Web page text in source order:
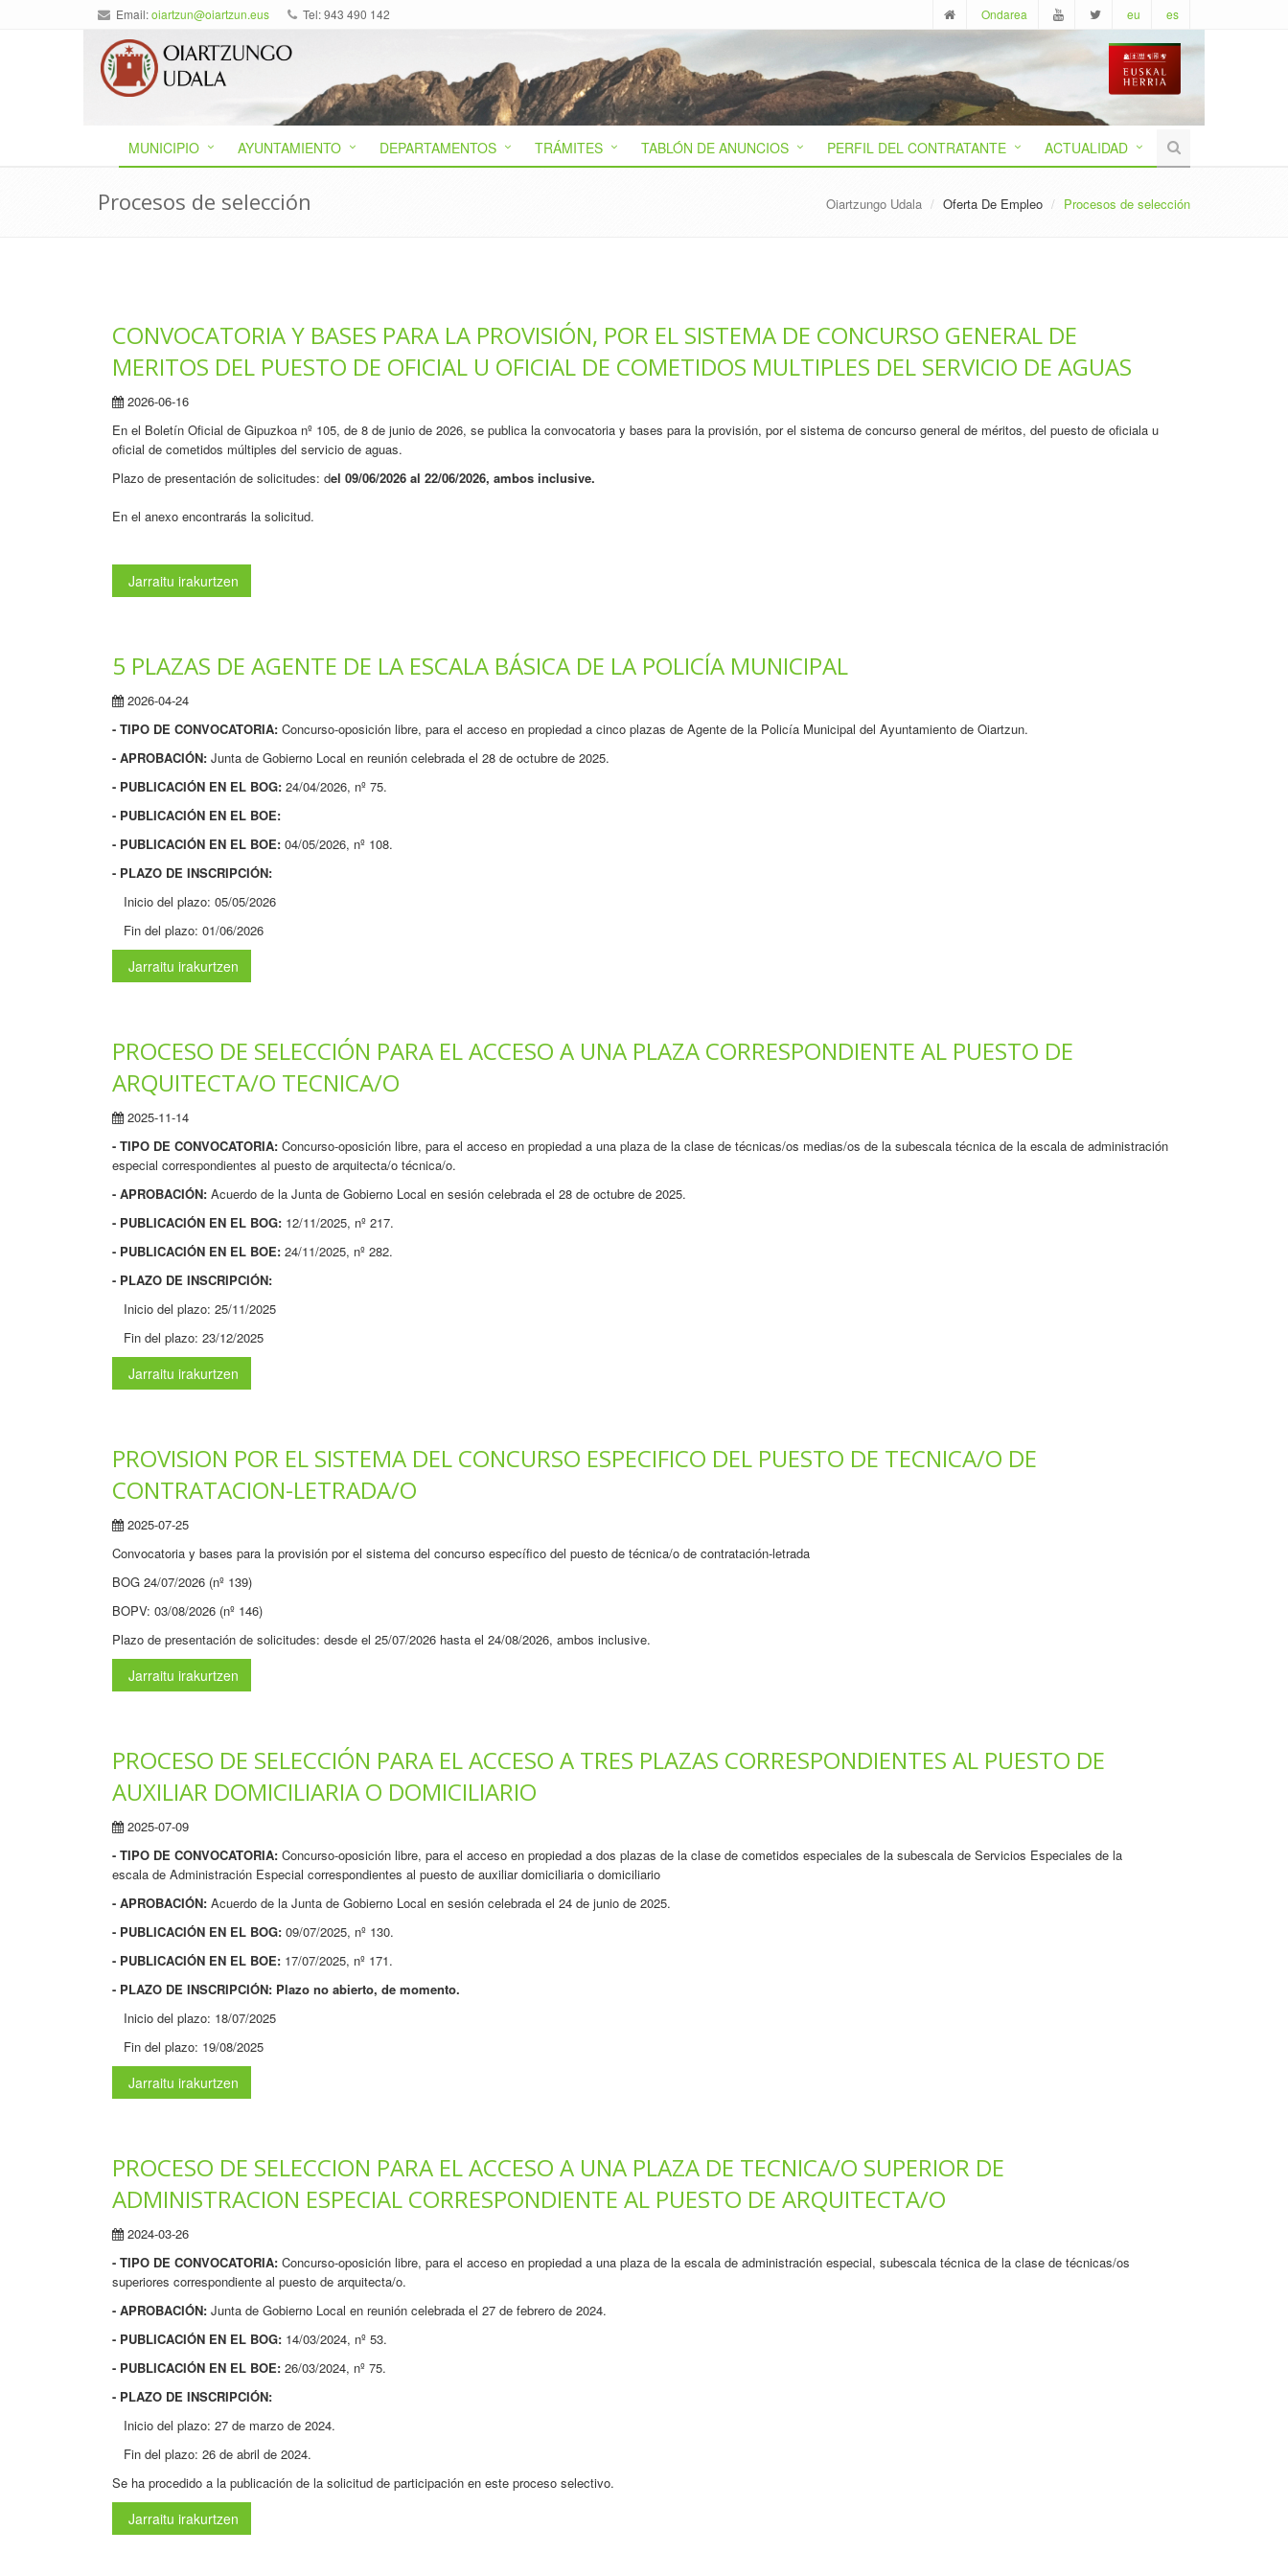
Email:oiartzun@oiartzun.eus Tel: 943 490 142 Ondarea eu es
MUNICIPIO AYUNTAMIENTO DEPARTAMENTOS TRÁMITES TABLÓN DE ANUNCIOS PERFIL DEL CONTRATANTE ACTUALIDAD
Procesos de selección Oiartzungo Udala Oferta De Empleo Procesos de selección
CONVOCATORIA Y BASES PARA LA PROVISIÓN, POR EL SISTEMA DE CONCURSO GENERAL DE
MERITOS DEL PUESTO DE OFICIAL U OFICIAL DE COMETIDOS MULTIPLES DEL SERVICIO DE AGUAS
2026-06-16
En el Boletín Oficial de Gipuzkoa nº 105, de 8 de junio de 2026, se publica la convocatoria y bases para la provisión, por el sistema de concurso general de méritos, del puesto de oficiala u
oficial de cometidos múltiples del servicio de aguas.
Plazo de presentación de solicitudes: del 09/06/2026 al 22/06/2026, ambos inclusive.
En el anexo encontrarás la solicitud.
Jarraitu irakurtzen
5 PLAZAS DE AGENTE DE LA ESCALA BÁSICA DE LA POLICÍA MUNICIPAL
2026-04-24
- TIPO DE CONVOCATORIA: Concurso-oposición libre, para el acceso en propiedad a cinco plazas de Agente de la Policía Municipal del Ayuntamiento de Oiartzun.
- APROBACIÓN: Junta de Gobierno Local en reunión celebrada el 28 de octubre de 2025.
- PUBLICACIÓN EN EL BOG: 24/04/2026, nº 75.
- PUBLICACIÓN EN EL BOE:
- PUBLICACIÓN EN EL BOE: 04/05/2026, nº 108.
- PLAZO DE INSCRIPCIÓN:
Inicio del plazo: 05/05/2026
Fin del plazo: 01/06/2026
Jarraitu irakurtzen
PROCESO DE SELECCIÓN PARA EL ACCESO A UNA PLAZA CORRESPONDIENTE AL PUESTO DE
ARQUITECTA/O TECNICA/O
2025-11-14
- TIPO DE CONVOCATORIA: Concurso-oposición libre, para el acceso en propiedad a una plaza de la clase de técnicas/os medias/os de la subescala técnica de la escala de administración
especial correspondientes al puesto de arquitecta/o técnica/o.
- APROBACIÓN: Acuerdo de la Junta de Gobierno Local en sesión celebrada el 28 de octubre de 2025.
- PUBLICACIÓN EN EL BOG: 12/11/2025, nº 217.
- PUBLICACIÓN EN EL BOE: 24/11/2025, nº 282.
- PLAZO DE INSCRIPCIÓN:
Inicio del plazo: 25/11/2025
Fin del plazo: 23/12/2025
Jarraitu irakurtzen
PROVISION POR EL SISTEMA DEL CONCURSO ESPECIFICO DEL PUESTO DE TECNICA/O DE
CONTRATACION-LETRADA/O
2025-07-25
Convocatoria y bases para la provisión por el sistema del concurso específico del puesto de técnica/o de contratación-letrada
BOG 24/07/2026 (nº 139)
BOPV: 03/08/2026 (nº 146)
Plazo de presentación de solicitudes: desde el 25/07/2026 hasta el 24/08/2026, ambos inclusive.
Jarraitu irakurtzen
PROCESO DE SELECCIÓN PARA EL ACCESO A TRES PLAZAS CORRESPONDIENTES AL PUESTO DE
AUXILIAR DOMICILIARIA O DOMICILIARIO
2025-07-09
- TIPO DE CONVOCATORIA: Concurso-oposición libre, para el acceso en propiedad a dos plazas de la clase de cometidos especiales de la subescala de Servicios Especiales de la
escala de Administración Especial correspondientes al puesto de auxiliar domiciliaria o domiciliario
- APROBACIÓN: Acuerdo de la Junta de Gobierno Local en sesión celebrada el 24 de junio de 2025.
- PUBLICACIÓN EN EL BOG: 09/07/2025, nº 130.
- PUBLICACIÓN EN EL BOE: 17/07/2025, nº 171.
- PLAZO DE INSCRIPCIÓN: Plazo no abierto, de momento.
Inicio del plazo: 18/07/2025
Fin del plazo: 19/08/2025
Jarraitu irakurtzen
PROCESO DE SELECCION PARA EL ACCESO A UNA PLAZA DE TECNICA/O SUPERIOR DE
ADMINISTRACION ESPECIAL CORRESPONDIENTE AL PUESTO DE ARQUITECTA/O
2024-03-26
- TIPO DE CONVOCATORIA: Concurso-oposición libre, para el acceso en propiedad a una plaza de la escala de administración especial, subescala técnica de la clase de técnicas/os
superiores correspondiente al puesto de arquitecta/o.
- APROBACIÓN: Junta de Gobierno Local en reunión celebrada el 27 de febrero de 2024.
- PUBLICACIÓN EN EL BOG: 14/03/2024, nº 53.
- PUBLICACIÓN EN EL BOE: 26/03/2024, nº 75.
- PLAZO DE INSCRIPCIÓN:
Inicio del plazo: 27 de marzo de 2024.
Fin del plazo: 26 de abril de 2024.
Se ha procedido a la publicación de la solicitud de participación en este proceso selectivo.
Jarraitu irakurtzen